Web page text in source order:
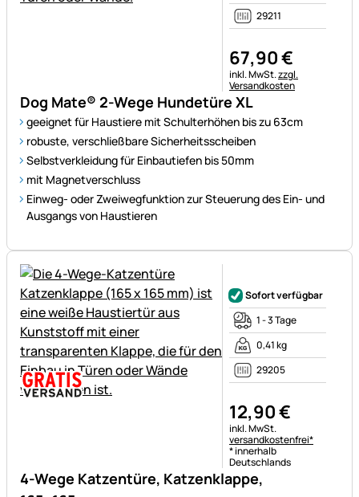
Dog Mate® 2-Wege Hundetüre XL
geeignet für Haustiere mit Schulterhöhen bis zu 63cm
robuste, verschließbare Sicherheitsscheiben
Selbstverkleidung für Einbautiefen bis 50mm
mit Magnetverschluss
Einweg- oder Zweiwegfunktion zur Steuerung des Ein- und
Ausgangs von Haustieren
29211
67,90€
Steuerhinweis:
inkl. MwSt.zzgl.
Versandkosten
4-Wege Katzentüre, Katzenklappe,
Sofort verfügbar
1 - 3 Tage
0,41 kg
29205
12,90€
Steuerhinweis:
inkl. MwSt.
versandkostenfrei*
* innerhalb
Deutschlands